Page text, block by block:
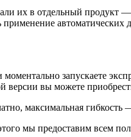
их в отдельный продукт
запускаете
вы можете
максимальная
мы предоставим всем